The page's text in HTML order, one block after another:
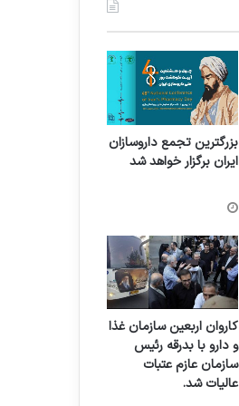
بزرگترین تجمع داروسازان
ایران برگزار خواهد شد
کاروان اربعین سازمان غذا
و دارو با بدرقه رئیس
سازمان عازم عتبات
عالیات شد.